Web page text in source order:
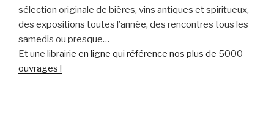
sélection originale de bières, vins antiques et spiritueux,
des expositions toutes l’année, des rencontres tous les
samedis ou presque…
Et une librairie en ligne qui référence nos plus de 5000
ouvrages !